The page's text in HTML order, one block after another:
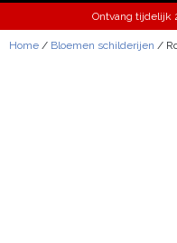
Ontvang tijdelijk
Home / Bloemen schilderijen /